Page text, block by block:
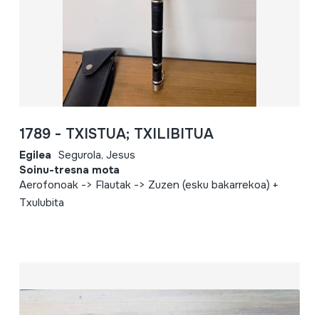
1789 - TXISTUA; TXILIBITUA
Egilea Segurola, Jesus
Soinu-tresna mota
Aerofonoak -> Flautak -> Zuzen (esku bakarrekoa) +
Txulubita